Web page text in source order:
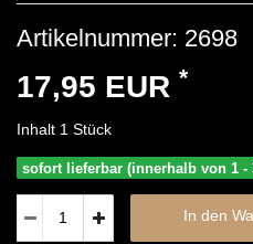
Artikelnummer: 2698
17,95 EUR *
Inhalt 1 Stück
sofort lieferbar (innerhalb von 1 -
In den